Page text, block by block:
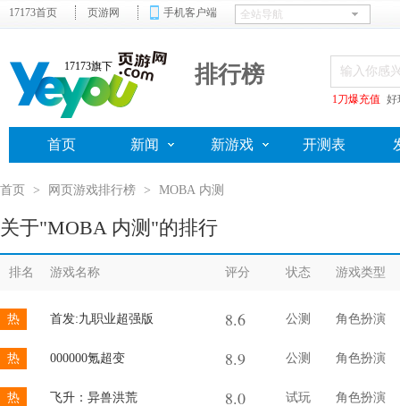
17173首页 页游网 手机客户端
17173旗下 排行榜
1刀爆充值 好
首页 新闻 新游戏 开测表
首页 > 网页游戏排行榜 > MOBA 内测
关于"MOBA 内测"的排行
排名 游戏名称 评分 状态 游戏类型
热 首发:九职业超强版 8.6 公测 角色扮演
热 000000氪超变 8.9 公测 角色扮演
热 飞升：异兽洪荒 8.0 试玩 角色扮演